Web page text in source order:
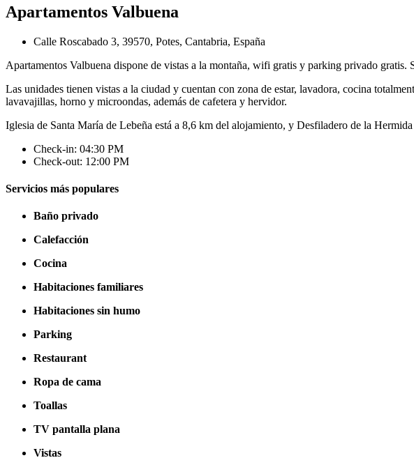
Apartamentos Valbuena
Calle Roscabado 3, 39570, Potes, Cantabria, España
Apartamentos Valbuena dispone de vistas a la montaña, wifi gratis y parking privado
Las unidades tienen vistas a la ciudad y cuentan con zona de estar, lavadora, cocina
lavavajillas, horno y microondas, además de cafetera y hervidor.
Iglesia de Santa María de Lebeña está a 8,6 km del alojamiento, y Desfiladero de la
Check-in: 04:30 PM
Check-out: 12:00 PM
Servicios más populares
Baño privado
Calefacción
Cocina
Habitaciones familiares
Habitaciones sin humo
Parking
Restaurant
Ropa de cama
Toallas
TV pantalla plana
Vistas